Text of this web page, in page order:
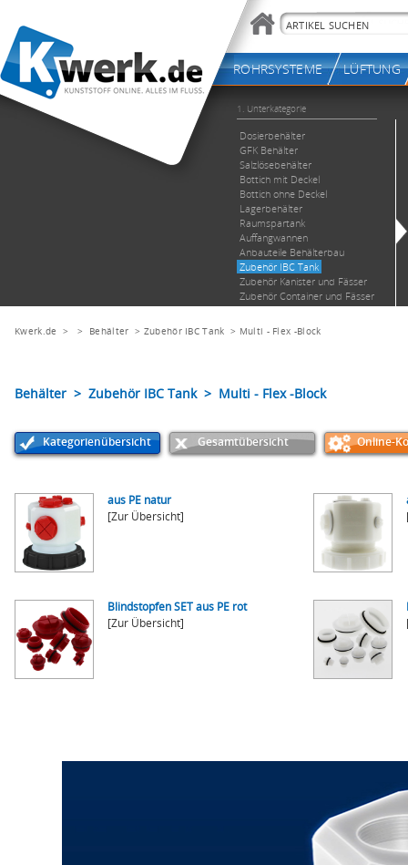
Kwerk.de > > Behälter > Zubehör IBC Tank > Multi - Flex -Block
Behälter > Zubehör IBC Tank > Multi - Flex -Block
Kategorienübersicht Gesamtübersicht Online-
aus PE natur
[Zur Übersicht]
Blindstopfen SET aus PE rot
[Zur Übersicht]